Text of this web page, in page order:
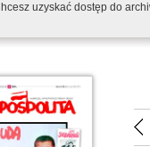
uzyskać dostęp do